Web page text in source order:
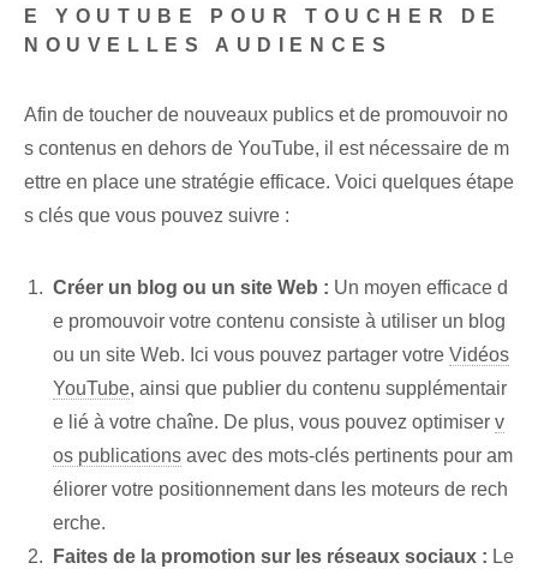
E YOUTUBE POUR TOUCHER DE
NOUVELLES AUDIENCES
Afin de toucher de nouveaux publics et de promouvoir no
s contenus en dehors de YouTube, il est nécessaire de m
ettre en place une stratégie efficace. Voici quelques étape
s clés que vous pouvez suivre :
Créer un blog ou un site Web : Un moyen efficace d
e promouvoir votre contenu consiste à utiliser un blog
ou un site Web. Ici vous pouvez partager votre Vidéos
YouTube, ainsi que publier du contenu supplémentair
e lié à votre chaîne. De plus, vous pouvez optimiser v
os publications avec des mots-clés pertinents pour am
éliorer votre positionnement dans les moteurs de rech
erche.
Faites de la promotion sur les réseaux sociaux : Le